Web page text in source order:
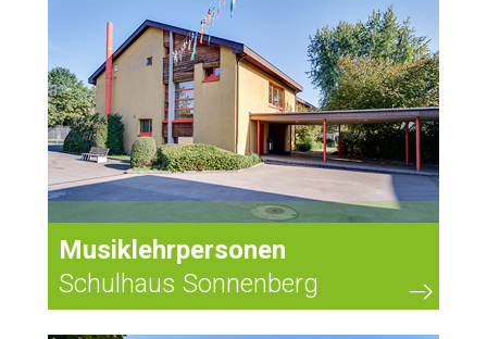
Musiklehrpersonen
Schulhaus Sonnenberg